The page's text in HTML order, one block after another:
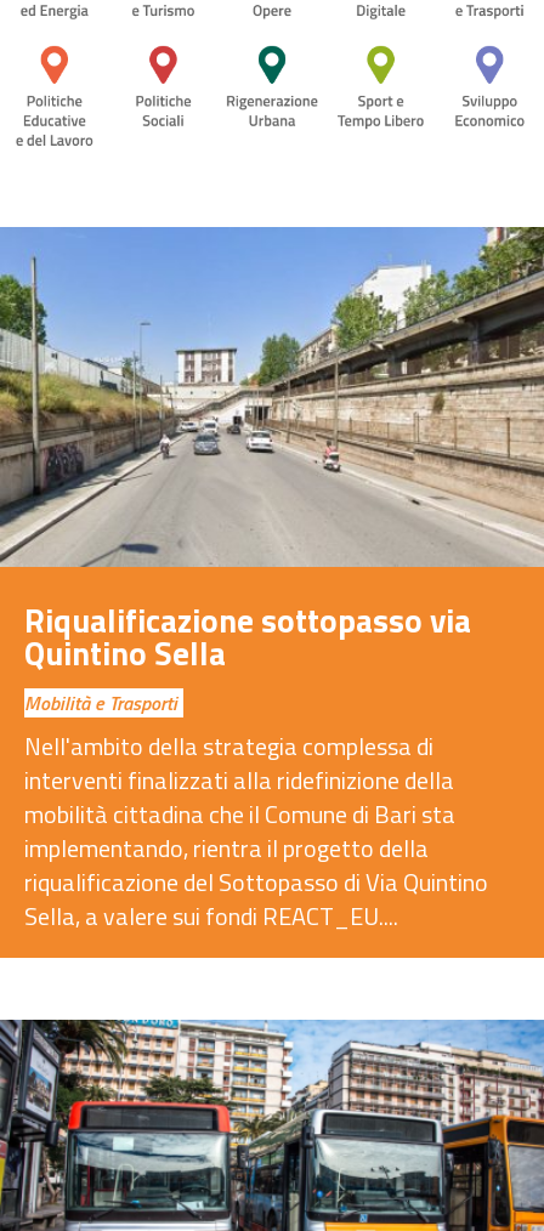
Riqualificazione sottopasso via
Quintino Sella
Mobilità e Trasporti
Nell'ambito della strategia complessa di
interventi finalizzati alla ridefinizione della
mobilità cittadina che il Comune di Bari sta
implementando, rientra il progetto della
riqualificazione del Sottopasso di Via Quintino
Sella, a valere sui fondi REACT_EU....